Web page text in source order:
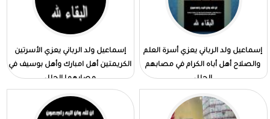
إسماعيل ولد الرباني يعزي أسرة العلم
والصلاح أهل أباه الكرام في مصابهم
الجلل
إسماعيل ولد الرباني يعزي الأسرتين
الكريمتين أهل امبارك وأهل بوسيف في
مصابهما الجلل